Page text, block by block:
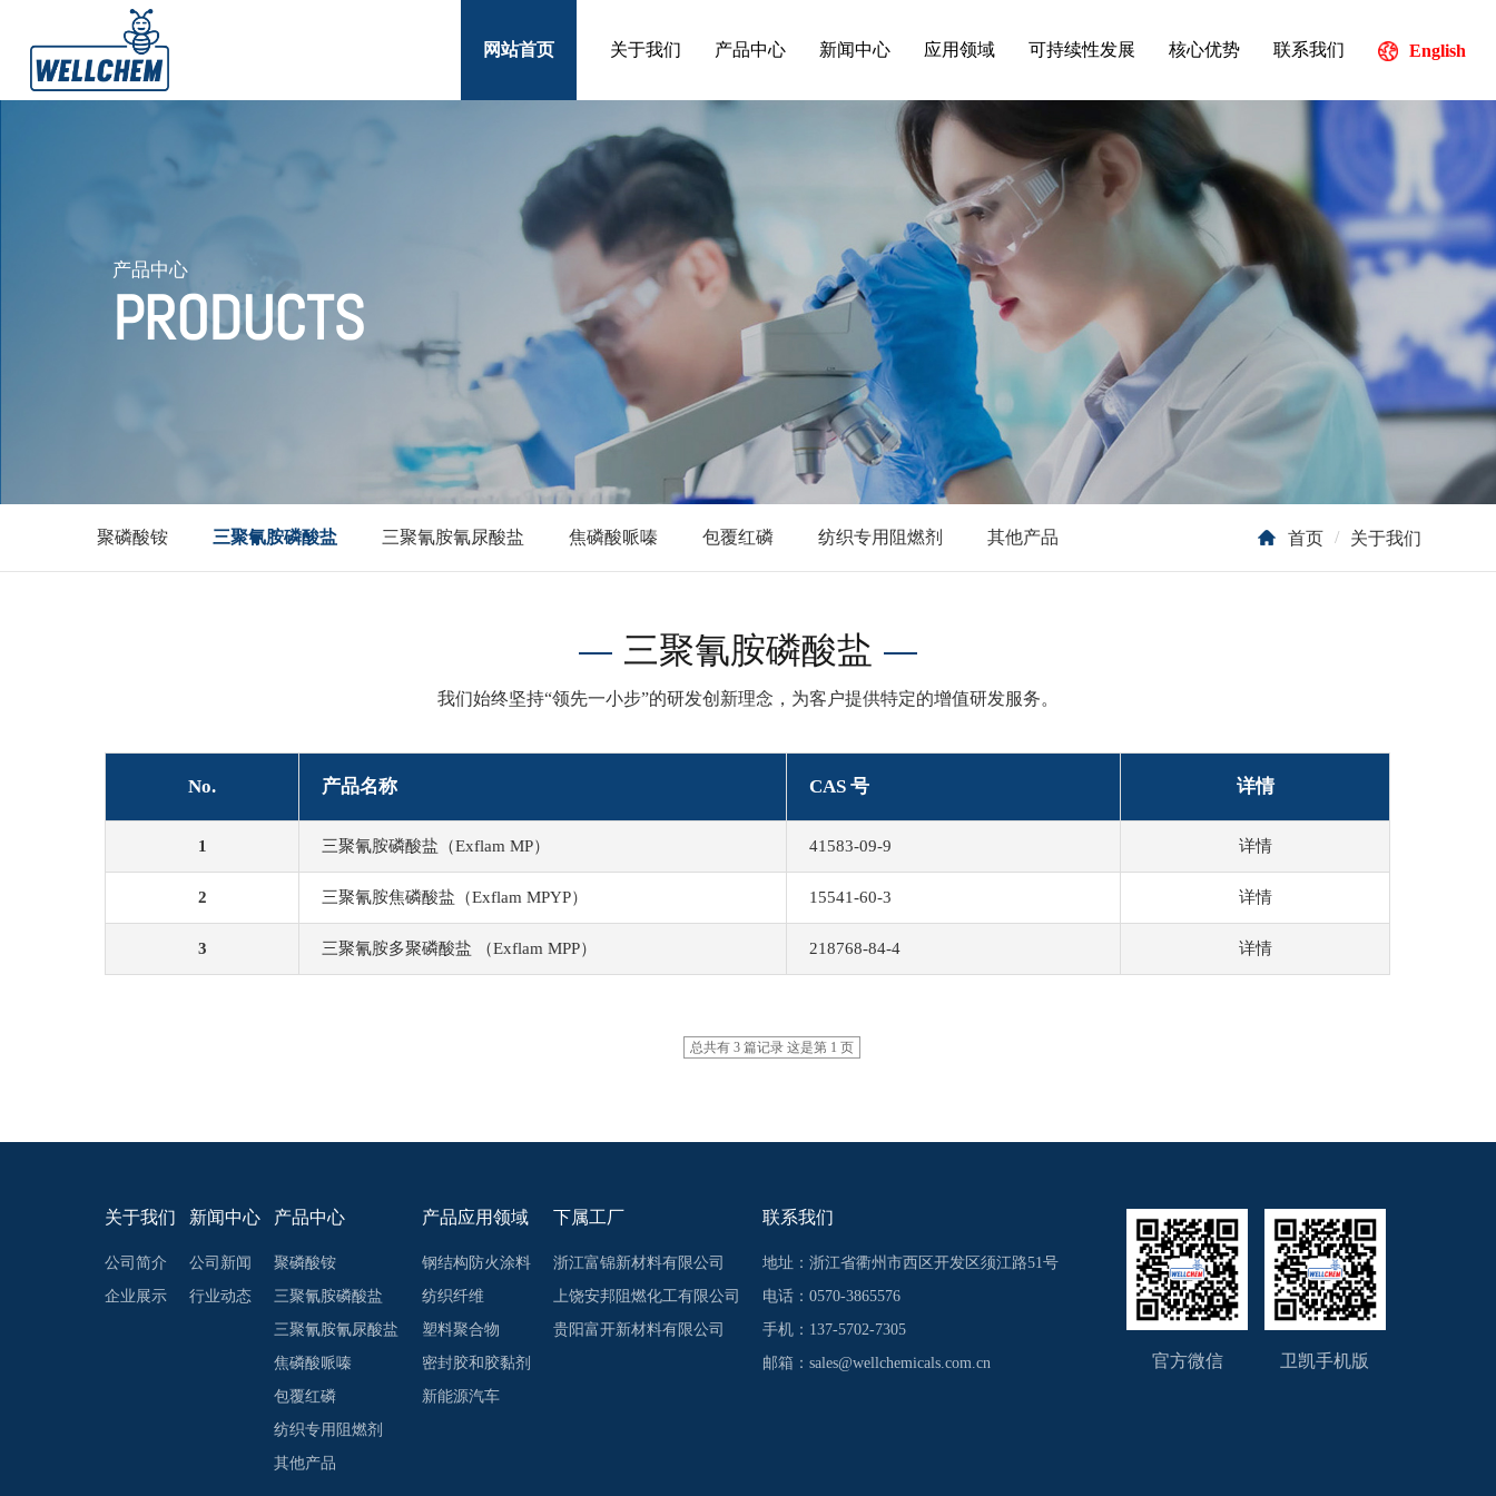
网站首页 关于我们 产品中心 新闻中心 应用领域 可持续性发展 核心优势 联系我们 English
产品中心
PRODUCTS
聚磷酸铵 三聚氰胺磷酸盐 三聚氰胺氰尿酸盐 焦磷酸哌嗪 包覆红磷 纺织专用阻燃剂 其他产品 首页 / 关于我们
三聚氰胺磷酸盐
我们始终坚持“领先一小步”的研发创新理念，为客户提供特定的增值研发服务。
No. 产品名称 CAS 号 详情
1 三聚氰胺磷酸盐（Exflam MP） 41583-09-9 详情
2 三聚氰胺焦磷酸盐（Exflam MPYP） 15541-60-3 详情
3 三聚氰胺多聚磷酸盐 （Exflam MPP） 218768-84-4 详情
总共有 3 篇记录 这是第 1 页
关于我们
公司简介
企业展示
新闻中心
公司新闻
行业动态
产品中心
聚磷酸铵
三聚氰胺磷酸盐
三聚氰胺氰尿酸盐
焦磷酸哌嗪
包覆红磷
纺织专用阻燃剂
其他产品
产品应用领域
钢结构防火涂料
纺织纤维
塑料聚合物
密封胶和胶黏剂
新能源汽车
下属工厂
浙江富锦新材料有限公司
上饶安邦阻燃化工有限公司
贵阳富开新材料有限公司
联系我们
地址：浙江省衢州市西区开发区须江路51号
电话：0570-3865576
手机：137-5702-7305
邮箱： sales@wellchemicals.com.cn 官方微信 卫凯手机版